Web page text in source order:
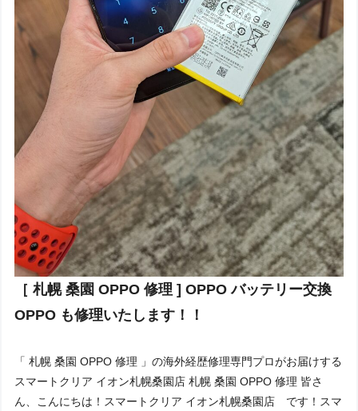
［ 札幌 桑園 OPPO 修理 ] OPPO バッテリー交換
OPPO も修理いたします！！
「 札幌 桑園 OPPO 修理 」の海外経歴修理専門プロがお届けする
スマートクリア イオン札幌桑園店 札幌 桑園 OPPO 修理 皆さ
ん、こんにちは！スマートクリア イオン札幌桑園店 です！スマ